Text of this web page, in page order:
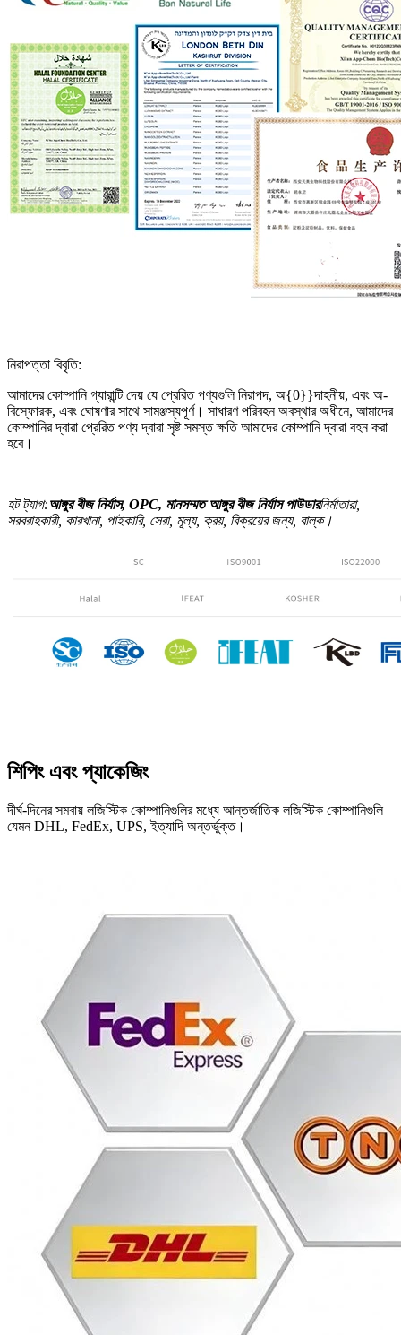
নিরাপত্তা বিবৃতি:
আমাদের কোম্পানি গ্যারান্টি দেয় যে প্রেরিত পণ্যগুলি নিরাপদ, অ{0}}দাহনীয়, এবং অ-
বিস্ফোরক, এবং ঘোষণার সাথে সামঞ্জস্যপূর্ণ। সাধারণ পরিবহন অবস্থার অধীনে, আমাদের
কোম্পানির দ্বারা প্রেরিত পণ্য দ্বারা সৃষ্ট সমস্ত ক্ষতি আমাদের কোম্পানি দ্বারা বহন করা
হবে।
হট ট্যাগ:আঙ্গুর বীজ নির্যাস, OPC, মানসম্মত আঙ্গুর বীজ নির্যাস পাউডারনির্মাতারা,
সরবরাহকারী, কারখানা, পাইকারি, সেরা, মূল্য, ক্রয়, বিক্রয়ের জন্য, বাল্ক।
শিপিং এবং প্যাকেজিং
দীর্ঘ-দিনের সমবায় লজিস্টিক কোম্পানিগুলির মধ্যে আন্তর্জাতিক লজিস্টিক কোম্পানিগুলি
যেমন DHL, FedEx, UPS, ইত্যাদি অন্তর্ভুক্ত।